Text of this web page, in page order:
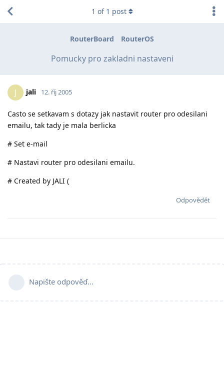
RouterBoard RouterOS
Pomucky pro zakladni nastaveni
1 of 1 post
J jali 12. říj 2005
Casto se setkavam s dotazy jak nastavit router pro odesilani
emailu, tak tady je mala berlicka
# Set e-mail
# Nastavi router pro odesilani emailu.
# Created by JALI (
Odpovědět
Napište odpověď…